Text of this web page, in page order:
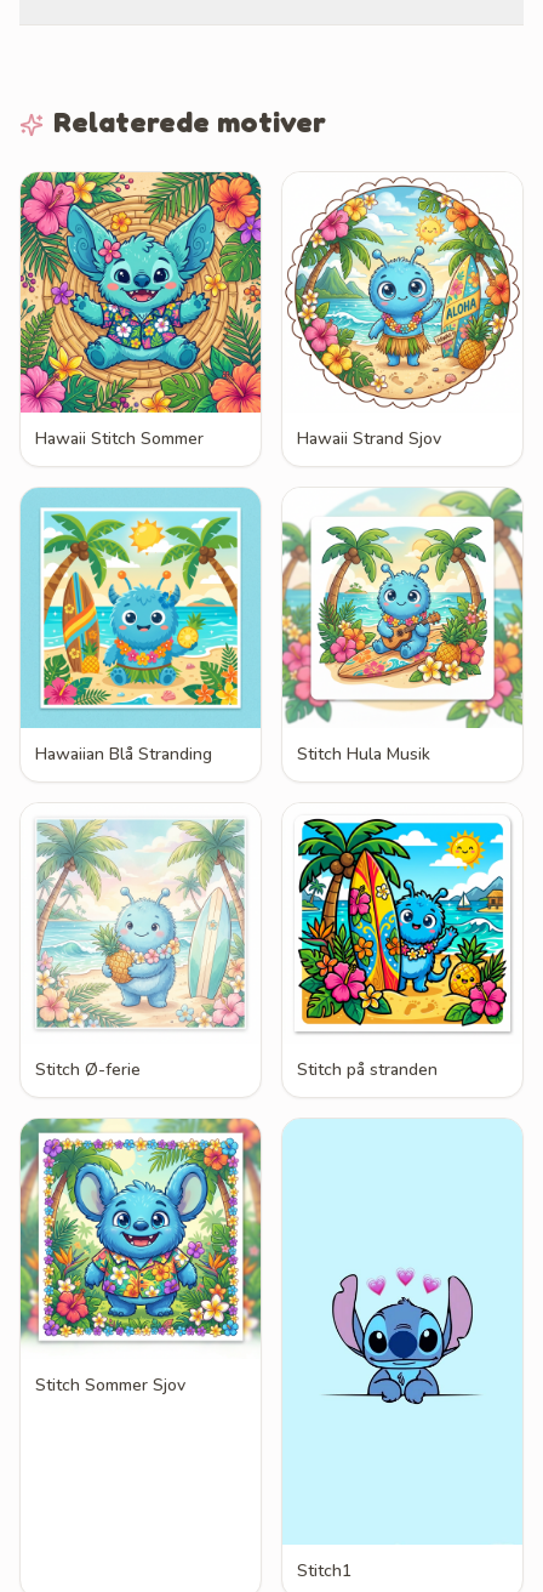
Relaterede motiver
Hawaii Stitch Sommer Hawaii Strand Sjov
Hawaiian Blå Stranding Stitch Hula Musik
Stitch Ø-ferie Stitch på stranden
Stitch Sommer Sjov
Stitch1